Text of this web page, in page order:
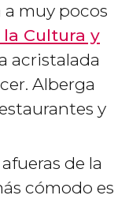
a muy pocos
Cultura y
acristalada
Alberga
y
de la
cómodo es